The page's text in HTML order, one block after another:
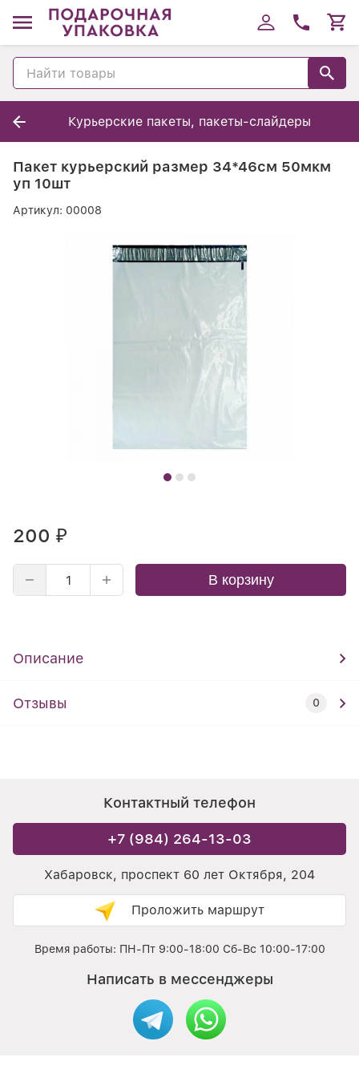
Курьерские пакеты, пакеты-слайдеры
Пакет курьерский размер 34*46см 50мкм
уп 10шт
Артикул: 00008
200 ₽
В корзину
Описание
Отзывы 0
Контактный телефон
+7 (984) 264-13-03
Хабаровск, проспект 60 лет Октября, 204
Проложить маршрут
Время работы: ПН-Пт 9:00-18:00 Сб-Вс 10:00-17:00
Написать в мессенджеры